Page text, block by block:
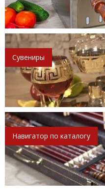
Сувениры
Навигатор по каталогу